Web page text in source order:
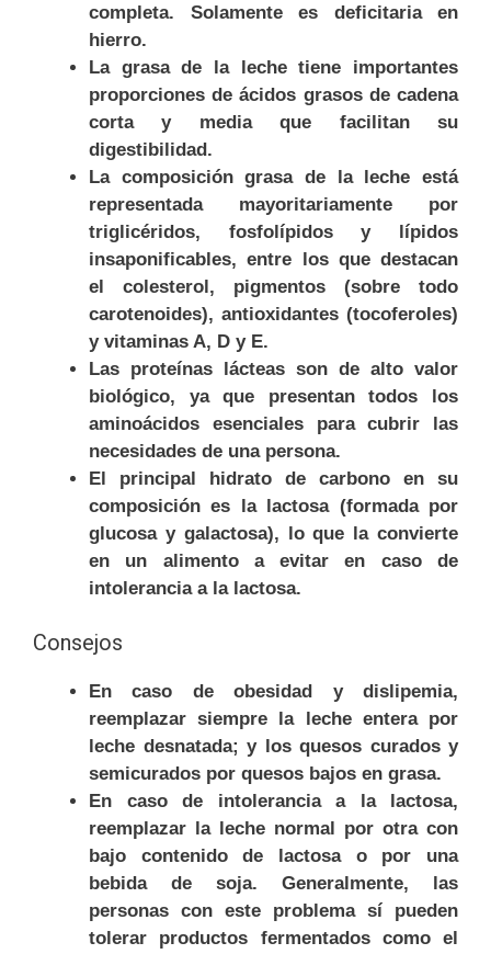
completa. Solamente es deficitaria en
hierro.
La grasa de la leche tiene importantes
proporciones de ácidos grasos de cadena
corta y media que facilitan su
digestibilidad.
La composición grasa de la leche está
representada mayoritariamente por
triglicéridos, fosfolípidos y lípidos
insaponificables, entre los que destacan
el colesterol, pigmentos (sobre todo
carotenoides), antioxidantes (tocoferoles)
y vitaminas A, D y E.
Las proteínas lácteas son de alto valor
biológico, ya que presentan todos los
aminoácidos esenciales para cubrir las
necesidades de una persona.
El principal hidrato de carbono en su
composición es la lactosa (formada por
glucosa y galactosa), lo que la convierte
en un alimento a evitar en caso de
intolerancia a la lactosa.
Consejos
En caso de obesidad y dislipemia,
reemplazar siempre la leche entera por
leche desnatada; y los quesos curados y
semicurados por quesos bajos en grasa.
En caso de intolerancia a la lactosa,
reemplazar la leche normal por otra con
bajo contenido de lactosa o por una
bebida de soja. Generalmente, las
personas con este problema sí pueden
tolerar productos fermentados como el